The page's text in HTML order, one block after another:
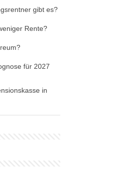
gibt es?
Rente?
für 2027
in